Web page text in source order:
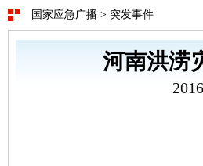
国家应急广播 > 突发事件
河南洪涝